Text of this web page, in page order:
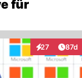
für
27
Interaktionen
87d